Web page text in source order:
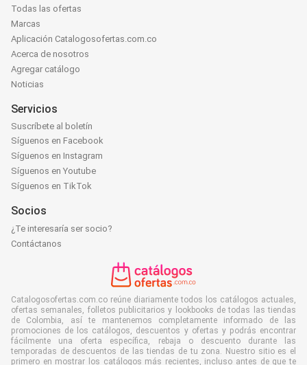
Todas las ofertas
Marcas
Aplicación Catalogosofertas.com.co
Acerca de nosotros
Agregar catálogo
Noticias
Servicios
Suscríbete al boletín
Síguenos en Facebook
Síguenos en Instagram
Síguenos en Youtube
Síguenos en TikTok
Socios
¿Te interesaría ser socio?
Contáctanos
Catalogosofertas.com.co reúne diariamente todos los catálogos actuales,
ofertas semanales, folletos publicitarios y lookbooks de todas las tiendas
de Colombia, así te mantenemos completamente informado de las
promociones de los catálogos, descuentos y ofertas y podrás encontrar
fácilmente una oferta específica, rebaja o descuento durante las
temporadas de descuentos de las tiendas de tu zona. Nuestro sitio es el
primero en mostrar los catálogos más recientes, incluso antes de que te